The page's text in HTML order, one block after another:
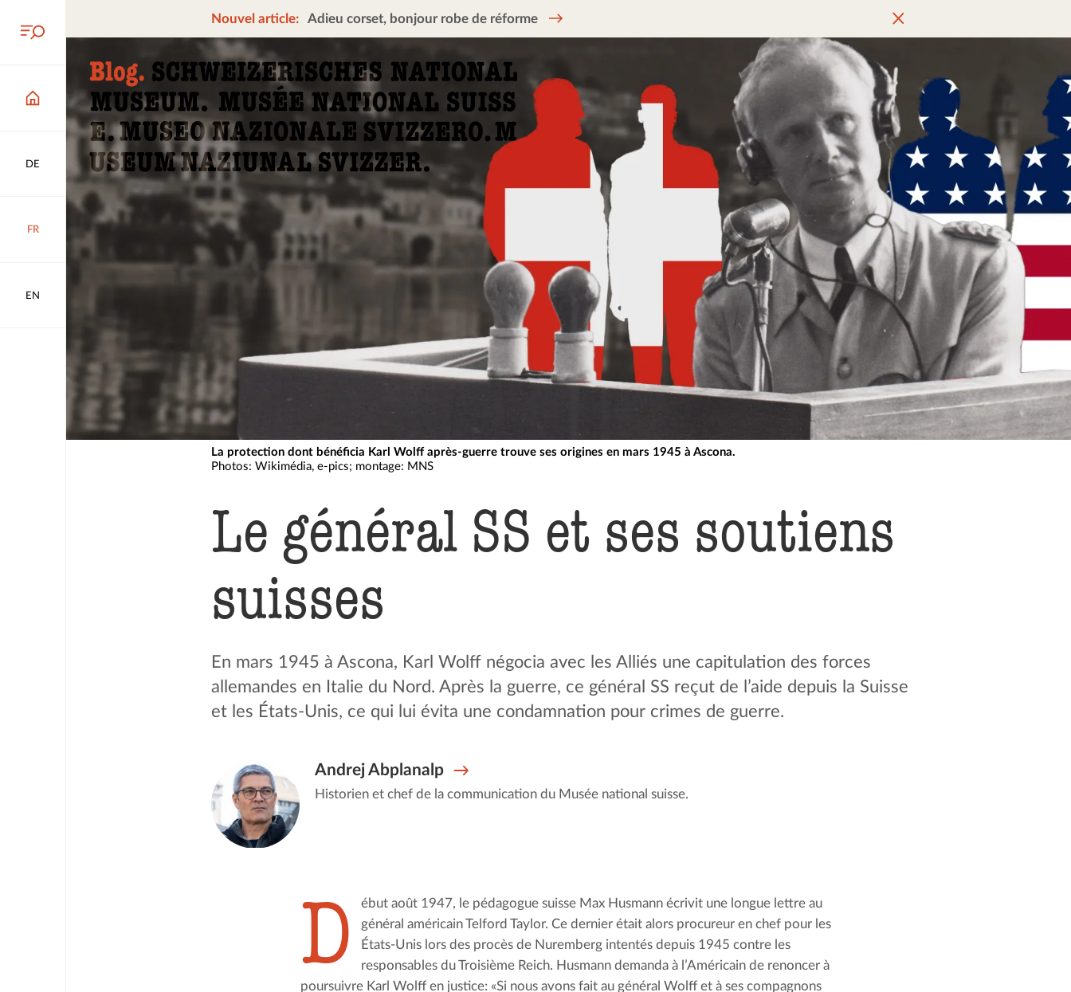
DE
FR
EN
Nouvel article: Adieu corset, bonjour robe de réforme
La protection dont bénéficia Karl Wolff après-guerre trouve ses origines en mars 1945 à Ascona.
Photos: Wikimédia, e-pics; montage: MNS
Le général SS et ses soutiens
suisses
En mars 1945 à Ascona, Karl Wolff négocia avec les Alliés une capitulation des forces
allemandes en Italie du Nord. Après la guerre, ce général SS reçut de l’aide depuis la Suisse
et les États-Unis, ce qui lui évita une condamnation pour crimes de guerre.
Andrej Abplanalp
Historien et chef de la communication du Musée national suisse.
D
ébut août 1947, le pédagogue suisse Max Husmann écrivit une longue lettre au
général américain Telford Taylor. Ce dernier était alors procureur en chef pour les
États-Unis lors des procès de Nuremberg intentés depuis 1945 contre les
responsables du Troisième Reich. Husmann demanda à l’Américain de renoncer à
poursuivre Karl Wolff en justice: «Si nous avons fait au général Wolff et à ses compagnons